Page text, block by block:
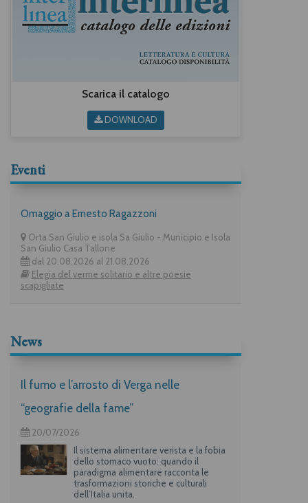
Scarica il catalogo
DOWNLOAD
Eventi
Omaggio a Ernesto Ragazzoni
Orta San Giulio e isola Sa Giulio - Municipio e Isola
San Giulio Casa Tallone
dal 20.08.2026 al 21.08.2026
Elegia del verme solitario e altre poesie
scapigliate
News
Il fumo e l’arrosto di Verga nelle
“geografie della fame”
20/07/2026
Il sistema alimentare verista e la fobia
dello stomaco vuoto: quando il
paradigma alimentare racconta le
trasformazioni storiche e culturali
dell’Italia unita.